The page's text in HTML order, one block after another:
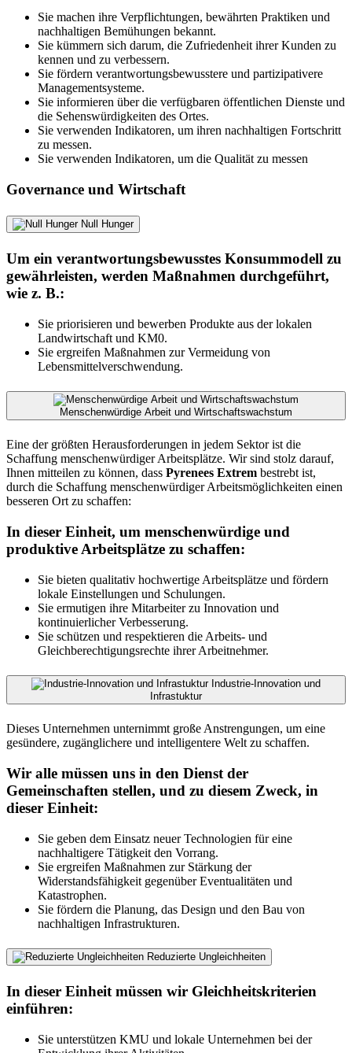
Sie machen ihre Verpflichtungen, bewährten Praktiken und
nachhaltigen Bemühungen bekannt.
Sie kümmern sich darum, die Zufriedenheit ihrer Kunden zu
kennen und zu verbessern.
Sie fördern verantwortungsbewusstere und partizipativere
Managementsysteme.
Sie informieren über die verfügbaren öffentlichen Dienste und
die Sehenswürdigkeiten des Ortes.
Sie verwenden Indikatoren, um ihren nachhaltigen Fortschritt
zu messen.
Sie verwenden Indikatoren, um die Qualität zu messen
Governance und Wirtschaft
Null Hunger
Um ein verantwortungsbewusstes Konsummodell zu
gewährleisten, werden Maßnahmen durchgeführt,
wie z. B.:
Sie priorisieren und bewerben Produkte aus der lokalen
Landwirtschaft und KM0.
Sie ergreifen Maßnahmen zur Vermeidung von
Lebensmittelverschwendung.
Menschenwürdige Arbeit und Wirtschaftswachstum
Eine der größten Herausforderungen in jedem Sektor ist die
Schaffung menschenwürdiger Arbeitsplätze. Wir sind stolz darauf,
Ihnen mitteilen zu können, dass Pyrenees Extrem bestrebt ist,
durch die Schaffung menschenwürdiger Arbeitsmöglichkeiten einen
besseren Ort zu schaffen:
In dieser Einheit, um menschenwürdige und
produktive Arbeitsplätze zu schaffen:
Sie bieten qualitativ hochwertige Arbeitsplätze und fördern
lokale Einstellungen und Schulungen.
Sie ermutigen ihre Mitarbeiter zu Innovation und
kontinuierlicher Verbesserung.
Sie schützen und respektieren die Arbeits- und
Gleichberechtigungsrechte ihrer Arbeitnehmer.
Industrie-Innovation und
Infrastuktur
Dieses Unternehmen unternimmt große Anstrengungen, um eine
gesündere, zugänglichere und intelligentere Welt zu schaffen.
Wir alle müssen uns in den Dienst der
Gemeinschaften stellen, und zu diesem Zweck, in
dieser Einheit:
Sie geben dem Einsatz neuer Technologien für eine
nachhaltigere Tätigkeit den Vorrang.
Sie ergreifen Maßnahmen zur Stärkung der
Widerstandsfähigkeit gegenüber Eventualitäten und
Katastrophen.
Sie fördern die Planung, das Design und den Bau von
nachhaltigen Infrastrukturen.
Reduzierte Ungleichheiten
In dieser Einheit müssen wir Gleichheitskriterien
einführen:
Sie unterstützen KMU und lokale Unternehmen bei der